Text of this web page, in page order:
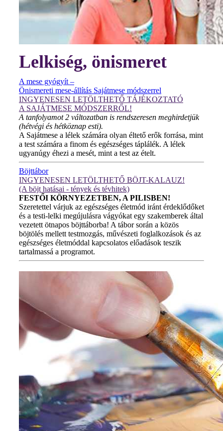
Lelkiség, önismeret
A mese gyógyít –
Önismereti mese-állítás Sajátmese módszerrel
INGYENESEN LETÖLTHETŐ TÁJÉKOZTATÓ
A SAJÁTMESE MÓDSZERRŐL!
A tanfolyamot 2 változatban is rendszeresen meghirdetjük
(hétvégi és hétköznap esti).
A Sajátmese a lélek számára olyan éltető erők forrása, mint
a test számára a finom és egészséges táplálék. A lélek
ugyanúgy éhezi a mesét, mint a test az ételt.
Böjttábor
INGYENESEN LETÖLTHETŐ BÖJT-KALAUZ!
(A böjt hatásai - tények és tévhitek)
FESTŐI KÖRNYEZETBEN, A PILISBEN!
Szeretettel várjuk az egészséges életmód iránt érdeklődőket
és a testi-lelki megújulásra vágyókat egy szakemberek által
vezetett ötnapos böjttáborba! A tábor során a közös
böjtölés mellett testmozgás, művészeti foglalkozások és az
egészséges életmóddal kapcsolatos előadások teszik
tartalmassá a programot.